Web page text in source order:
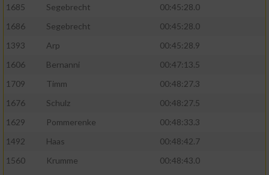
1685
Segebrecht
00:45:28.0
1686
Segebrecht
00:45:28.0
1393
Arp
00:45:28.9
1606
Bernanni
00:47:13.5
1709
Timm
00:48:27.3
1676
Schulz
00:48:27.5
1629
Pommerenke
00:48:33.3
1492
Haas
00:48:42.7
1560
Krumme
00:48:43.0